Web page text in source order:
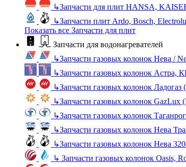
↳Запчасти для плит HANSA,
↳Запчасти плит Ardo, Bosch,
Показать все Запчасти для плит
Запчасти для водонагревателей
↳Запчасти газовых колонок Нева /
↳Запчасти газовых колонок
↳Запчасти газовых колонок
↳Запчасти газовых колонок
↳Запчасти газовых колонок
↳Запчасти газовых колонок Нева
↳Запчасти газовых колонок Нева
↳ Запчасти газовых колонок Oasis,